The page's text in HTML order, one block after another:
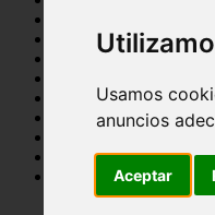
Usamos
anuncios
Aceptar
huevos
mariscos
postres
producto
venezuela